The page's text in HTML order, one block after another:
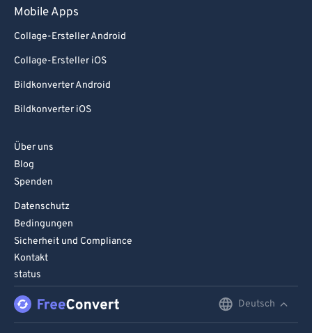
Mobile Apps
Collage-Ersteller Android
Collage-Ersteller iOS
Bildkonverter Android
Bildkonverter iOS
Über uns
Blog
Spenden
Datenschutz
Bedingungen
Sicherheit und Compliance
Kontakt
status
Deutsch